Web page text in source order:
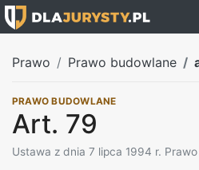
Prawo Prawo budowlane
PRAWO BUDOWLANE
Art. 79
Ustawa z dnia 7 lipca 1994 r.